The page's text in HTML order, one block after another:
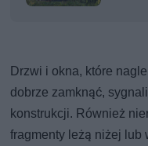
Drzwi i okna, które
dobrze zamknąć,
konstrukcji. Również
fragmenty leżą niżej lub